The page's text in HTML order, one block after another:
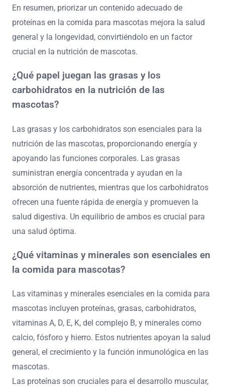
En resumen, priorizar un contenido adecuado de
proteínas en la comida para mascotas mejora la salud
general y la longevidad, convirtiéndolo en un factor
crucial en la nutrición de mascotas.
¿Qué papel juegan las grasas y los
carbohidratos en la nutrición de las
mascotas?
Las grasas y los carbohidratos son esenciales para la
nutrición de las mascotas, proporcionando energía y
apoyando las funciones corporales. Las grasas
suministran energía concentrada y ayudan en la
absorción de nutrientes, mientras que los carbohidratos
ofrecen una fuente rápida de energía y promueven la
salud digestiva. Un equilibrio de ambos es crucial para
una salud óptima.
¿Qué vitaminas y minerales son esenciales en
la comida para mascotas?
Las vitaminas y minerales esenciales en la comida para
mascotas incluyen proteínas, grasas, carbohidratos,
vitaminas A, D, E, K, del complejo B, y minerales como
calcio, fósforo y hierro. Estos nutrientes apoyan la salud
general, el crecimiento y la función inmunológica en las
mascotas.
Las proteínas son cruciales para el desarrollo muscular,